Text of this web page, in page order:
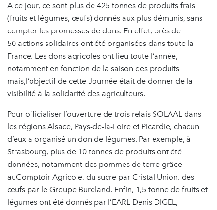
A ce jour, ce sont plus de 425 tonnes de produits frais
(fruits et légumes, œufs) donnés aux plus démunis, sans
compter les promesses de dons. En effet, près de
50 actions solidaires ont été organisées dans toute la
France. Les dons agricoles ont lieu toute l’année,
notamment en fonction de la saison des produits
mais,l’objectif de cette Journée était de donner de la
visibilité à la solidarité des agriculteurs.
Pour officialiser l’ouverture de trois relais SOLAAL dans
les régions Alsace, Pays-de-la-Loire et Picardie, chacun
d’eux a organisé un don de légumes. Par exemple, à
Strasbourg, plus de 10 tonnes de produits ont été
données, notamment des pommes de terre grâce
auComptoir Agricole, du sucre par Cristal Union, des
œufs par le Groupe Bureland. Enfin, 1,5 tonne de fruits et
légumes ont été donnés par l’EARL Denis DIGEL,